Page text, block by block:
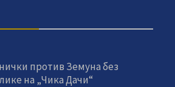
против Земуна без
на „Чика Дачи“